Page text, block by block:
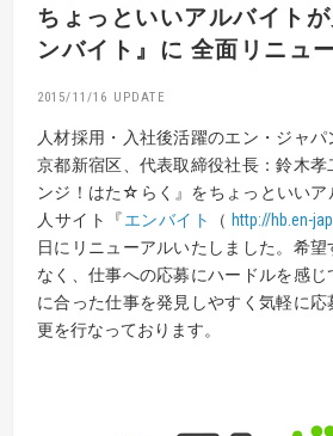
ちょっといいアルバイト
ンバイト』に 全面リニュ
2015/11/16
人材採用・入社後活躍のエン・ジャ
京都新宿区、代表取締役社長：鈴木
ンジ！はた☆ らく』をちょっといい
人サイト『エンバイト （ http://hb.en-
日にリニューアルいたしました。希
なく、仕事への応募にハードルを感
に合った仕事を発見しやすく気軽に
更を行なっております。